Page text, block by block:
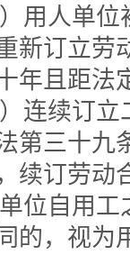
）用人单
新订立劳
年且距法
）连续订
第三十九
续订劳动
位自用工
的，视为